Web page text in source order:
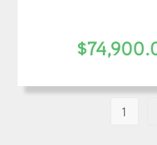
$
1